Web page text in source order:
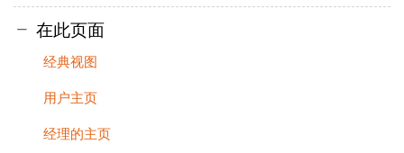
在此页面
经典视图
用户主页
经理的主页